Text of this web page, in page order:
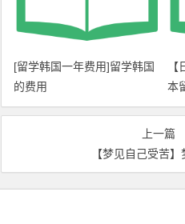
[留学韩国一年费用]留学韩国
的费用
本
上一篇
【梦见自己受苦